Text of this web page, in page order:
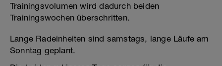
Trainingsvolumen wird dadurch beiden
Trainingswochen überschritten.
Lange Radeinheiten sind samstags, lange Läufe am
Sonntag geplant.